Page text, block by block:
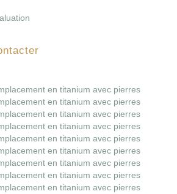
en titanium avec pierres
en titanium avec pierres
en titanium avec pierres
en titanium avec pierres
en titanium avec pierres
en titanium avec pierres
en titanium avec pierres
en titanium avec pierres
en titanium avec pierres